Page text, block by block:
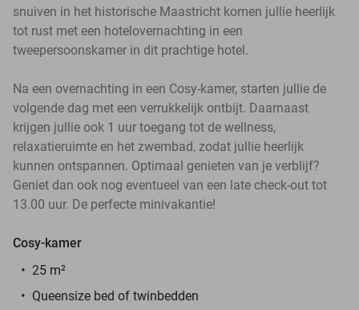
snuiven in het historische Maastricht komen jullie heerlijk
tot rust met een hotelovernachting in een
tweepersoonskamer in dit prachtige hotel.
Na een overnachting in een Cosy-kamer, starten jullie de
volgende dag met een verrukkelijk ontbijt. Daarnaast
krijgen jullie ook 1 uur toegang tot de wellness,
relaxatieruimte en het zwembad, zodat jullie heerlijk
kunnen ontspannen. Optimaal genieten van je verblijf?
Geniet dan ook nog eventueel van een late check-out tot
13.00 uur. De perfecte minivakantie!
Cosy-kamer
25 m²
Queensize bed of twinbedden